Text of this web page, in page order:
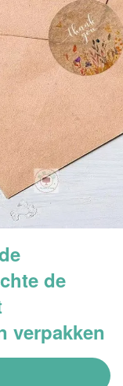
de
verpakken